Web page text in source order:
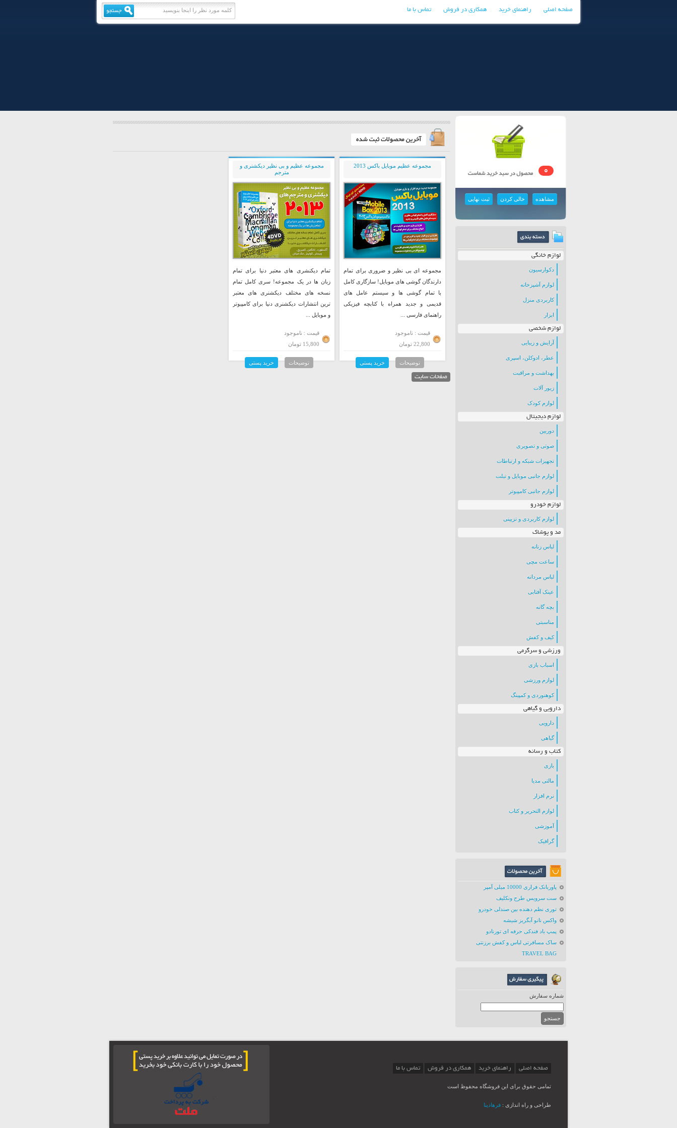
صفحه اصلی راهنمای خرید همکاری در فروش تماس با ما
0
مشاهده خالی کردن ثبت نهایی
لوازم خانگی
دکوارسیون
لوازم آشپزخانه
کاربردی منزل
ابزار
لوازم شخصی
آرایش و زیبایی
عطر، ادوکلن، اسپری
بهداشت و مراقبت
زیور آلات
لوازم کودک
لوازم دیجیتال
دوربین
صوتی و تصویری
تجهیزات شبکه و ارتباطات
لوازم جانبی موبایل و تبلت
لوازم جانبی کامپیوتر
لوازم خودرو
لوازم کاربردی و تزیینی
مد و پوشاک
لباس زنانه
ساعت مچی
لباس مردانه
عینک آفتابی
بچه گانه
مناسبتی
کیف و کفش
ورزشی و سرگرمی
اسباب بازی
لوازم ورزشی
کوهنوردی و کمپینگ
دارویی و گیاهی
دارویی
گیاهی
کتاب و رسانه
بازی
مالتی مدیا
نرم افزار
لوازم التحریر و کتاب
آموزشی
گرافیک
پاوربانک فراری 10000 میلی آمپر
ست سرویس طرح ونکلیف
توری نظم دهنده بین صندلی خودرو
واکس نانو آبگریز شیشه
پمپ باد فندکی حرفه ای تورنادو
ساک مسافرتی لباس و کفش برزنتی
TRAVEL BAG
شماره سفارش
مجموعه عظیم موبایل باکس 2013
مجموعه ای بی نظیر و ضروری برای تمام
دارندگان گوشی های موبایل! سازگاری کامل
با تمام گوشی ها و سیستم عامل های
قدیمی و جدید همراه با کتابچه فیزیکی
راهنمای فارسی ...
قیمت : ناموجود
22,800 تومان
توضیحات خرید پستی
مجموعه عظیم و بی نظیر دیکشنری و
مترجم
تمام دیکنشری های معتبر دنیا برای تمام
زبان ها در یک مجموعه! سری کامل تمام
نسخه های مختلف دیکشنری های معتبر
ترین انتشارات دیکشنری دنیا برای کامپیوتر
و موبایل ...
قیمت : ناموجود
15,800 تومان
توضیحات خرید پستی
صفحات سایت
صفحه اصلی راهنمای خرید همکاری در فروش تماس با ما
تمامی حقوق برای این فروشگاه محفوظ است
طراحی و راه اندازی : فرهادینا